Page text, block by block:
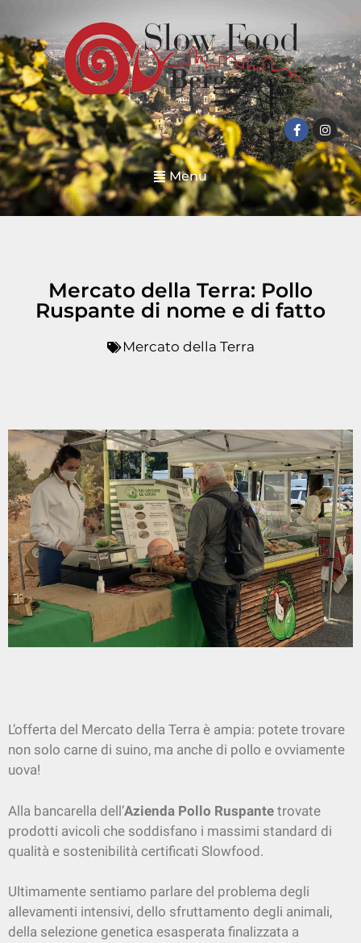
Menu
Mercato della Terra: Pollo
Ruspante di nome e di fatto
Mercato della Terra
L’offerta del Mercato della Terra è ampia: potete trovare
non solo carne di suino, ma anche di pollo e ovviamente
uova!
Alla bancarella dell’Azienda Pollo Ruspante trovate
prodotti avicoli che soddisfano i massimi standard di
qualità e sostenibilità certificati Slowfood.
Ultimamente sentiamo parlare del problema degli
allevamenti intensivi, dello sfruttamento degli animali,
della selezione genetica esasperata finalizzata a